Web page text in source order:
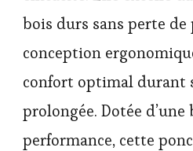
bois durs sans perte de
conception
confort optimal durant
prolongée. Dotée
performance, cette